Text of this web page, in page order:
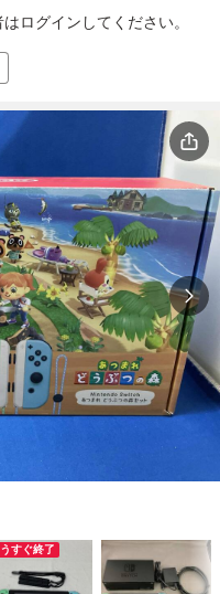
ログインしてください。
うすぐ終了